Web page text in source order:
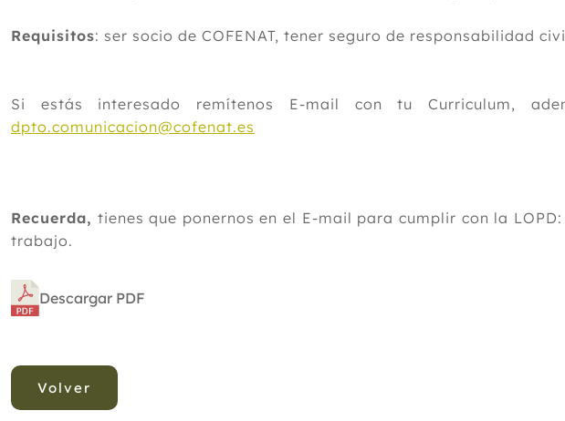
Requisitos: ser socio de COFENAT, tener seguro de responsabilidad
Si estás interesado remítenos E-mail con tu Curriculum,
dpto.comunicacion@cofenat.es
Recuerda, tienes que ponernos en el E-mail para cumplir con la
trabajo.
Descargar PDF
Volver